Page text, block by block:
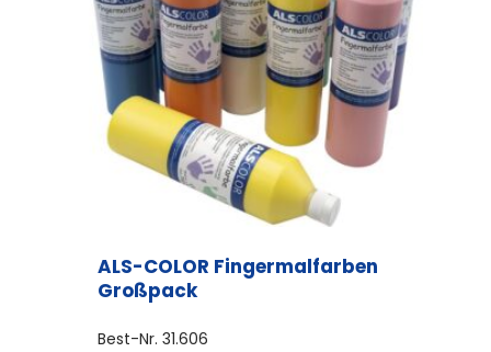
ALS-COLOR Fingermalfarben
Großpack
Best-Nr. 31.606